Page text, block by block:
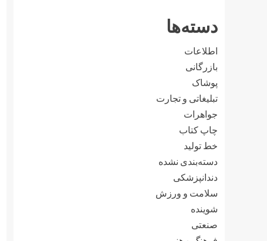
دسته‌ها
اطلاعات
بازرگانی
پوشاک
تبلیغاتی و تجارت
جواهرات
چاپ کتاب
خط تولید
دسته‌بندی نشده
دندانپزشکی
سلامت و ورزش
شوینده
صنعتی